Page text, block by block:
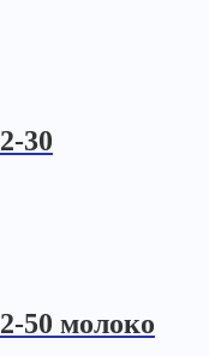
30
50 молоко